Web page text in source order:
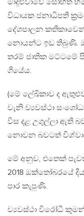
මාදුළුවාවේ සෝභිත
විධායක ජනාධිපති
දේශපාලන
නොයන්ට ඉඩ තිබුණි.
තරම් ජාතික මට්ටමේ
ගියේය.
(මේ ලේඛිකාව ද
වැනි ව්‍යවස්ථා
විස දළ උගුල්ලා ඇති
නොවන බවටත්
මේ අනුව, එතෙක්
2018 ඔක්තෝබරයේ
පාර කැපුණි.
ව්‍යවස්ථා විරෝධී